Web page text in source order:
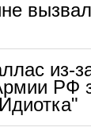
из-
РФ